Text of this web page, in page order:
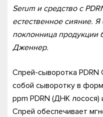
Serum и средство с
естественное сияние.
поклонница продукции
Дженнер.
Спрей-сыворотка PDRN
собой сыворотку в
ppm PDRN (ДНК лосося)
Спрей обеспечивает